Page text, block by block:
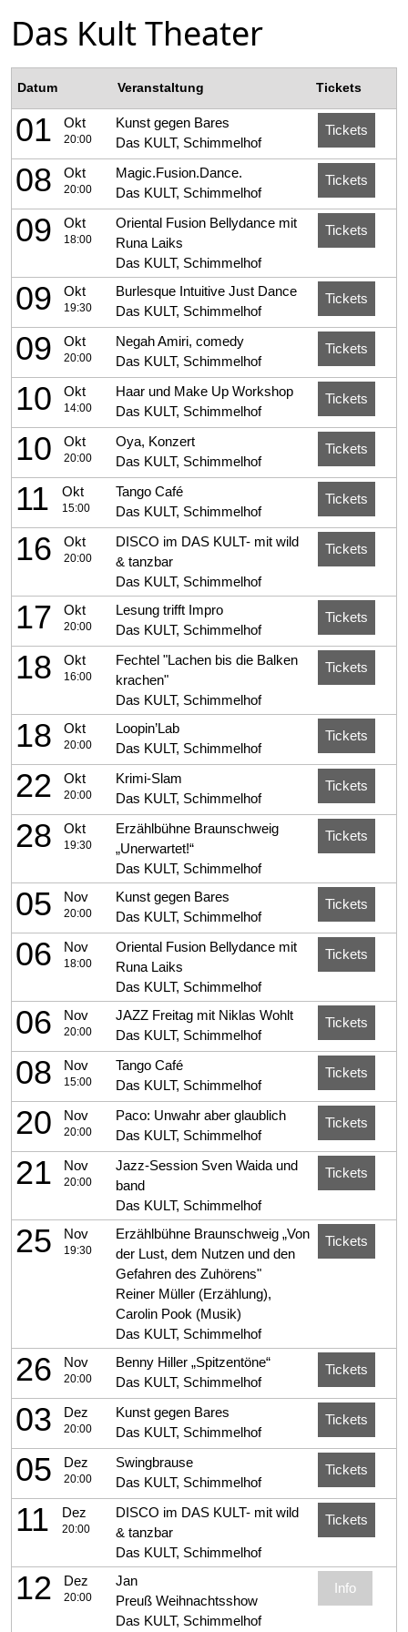
Das Kult Theater
Datum Tickets
Veranstaltung
01 Okt
20:00
Tickets
Kunst gegen Bares
Das KULT, Schimmelhof
08 Okt
20:00
Tickets
Magic.Fusion.Dance.
Das KULT, Schimmelhof
09 Okt
18:00
Tickets
Oriental Fusion Bellydance mit
Runa Laiks
Das KULT, Schimmelhof
09 Okt
19:30
Tickets
Burlesque Intuitive Just Dance
Das KULT, Schimmelhof
09 Okt
20:00
Tickets
Negah Amiri, comedy
Das KULT, Schimmelhof
10 Okt
14:00
Tickets
Haar und Make Up Workshop
Das KULT, Schimmelhof
10 Okt
20:00
Tickets
Oya, Konzert
Das KULT, Schimmelhof
11 Okt
15:00
Tickets
Tango Café
Das KULT, Schimmelhof
16 Okt
20:00
Tickets
DISCO im DAS KULT- mit wild
& tanzbar
Das KULT, Schimmelhof
17 Okt
20:00
Tickets
Lesung trifft Impro
Das KULT, Schimmelhof
18 Okt
16:00
Tickets
Fechtel "Lachen bis die Balken
krachen"
Das KULT, Schimmelhof
18 Okt
20:00
Tickets
Loopin’Lab
Das KULT, Schimmelhof
22 Okt
20:00
Tickets
Krimi-Slam
Das KULT, Schimmelhof
28 Okt
19:30
Tickets
Erzählbühne Braunschweig
„Unerwartet!“
Das KULT, Schimmelhof
05 Nov
20:00
Tickets
Kunst gegen Bares
Das KULT, Schimmelhof
06 Nov
18:00
Tickets
Oriental Fusion Bellydance mit
Runa Laiks
Das KULT, Schimmelhof
06 Nov
20:00
Tickets
JAZZ Freitag mit Niklas Wohlt
Das KULT, Schimmelhof
08 Nov
15:00
Tickets
Tango Café
Das KULT, Schimmelhof
20 Nov
20:00
Tickets
Paco: Unwahr aber glaublich
Das KULT, Schimmelhof
21 Nov
20:00
Tickets
Jazz-Session Sven Waida und
band
Das KULT, Schimmelhof
25 Nov
19:30
Tickets
Erzählbühne Braunschweig „Von
der Lust, dem Nutzen und den
Gefahren des Zuhörens"
Reiner Müller (Erzählung),
Carolin Pook (Musik)
Das KULT, Schimmelhof
26 Nov
20:00
Tickets
Benny Hiller „Spitzentöne“
Das KULT, Schimmelhof
03 Dez
20:00
Tickets
Kunst gegen Bares
Das KULT, Schimmelhof
05 Dez
20:00
Tickets
Swingbrause
Das KULT, Schimmelhof
11 Dez
20:00
Tickets
DISCO im DAS KULT- mit wild
& tanzbar
Das KULT, Schimmelhof
12 Dez
20:00
Info
Jan
Preuß Weihnachtsshow
Das KULT, Schimmelhof